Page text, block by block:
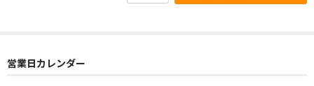
レア盤（1万円以上）
営業日カレンダー